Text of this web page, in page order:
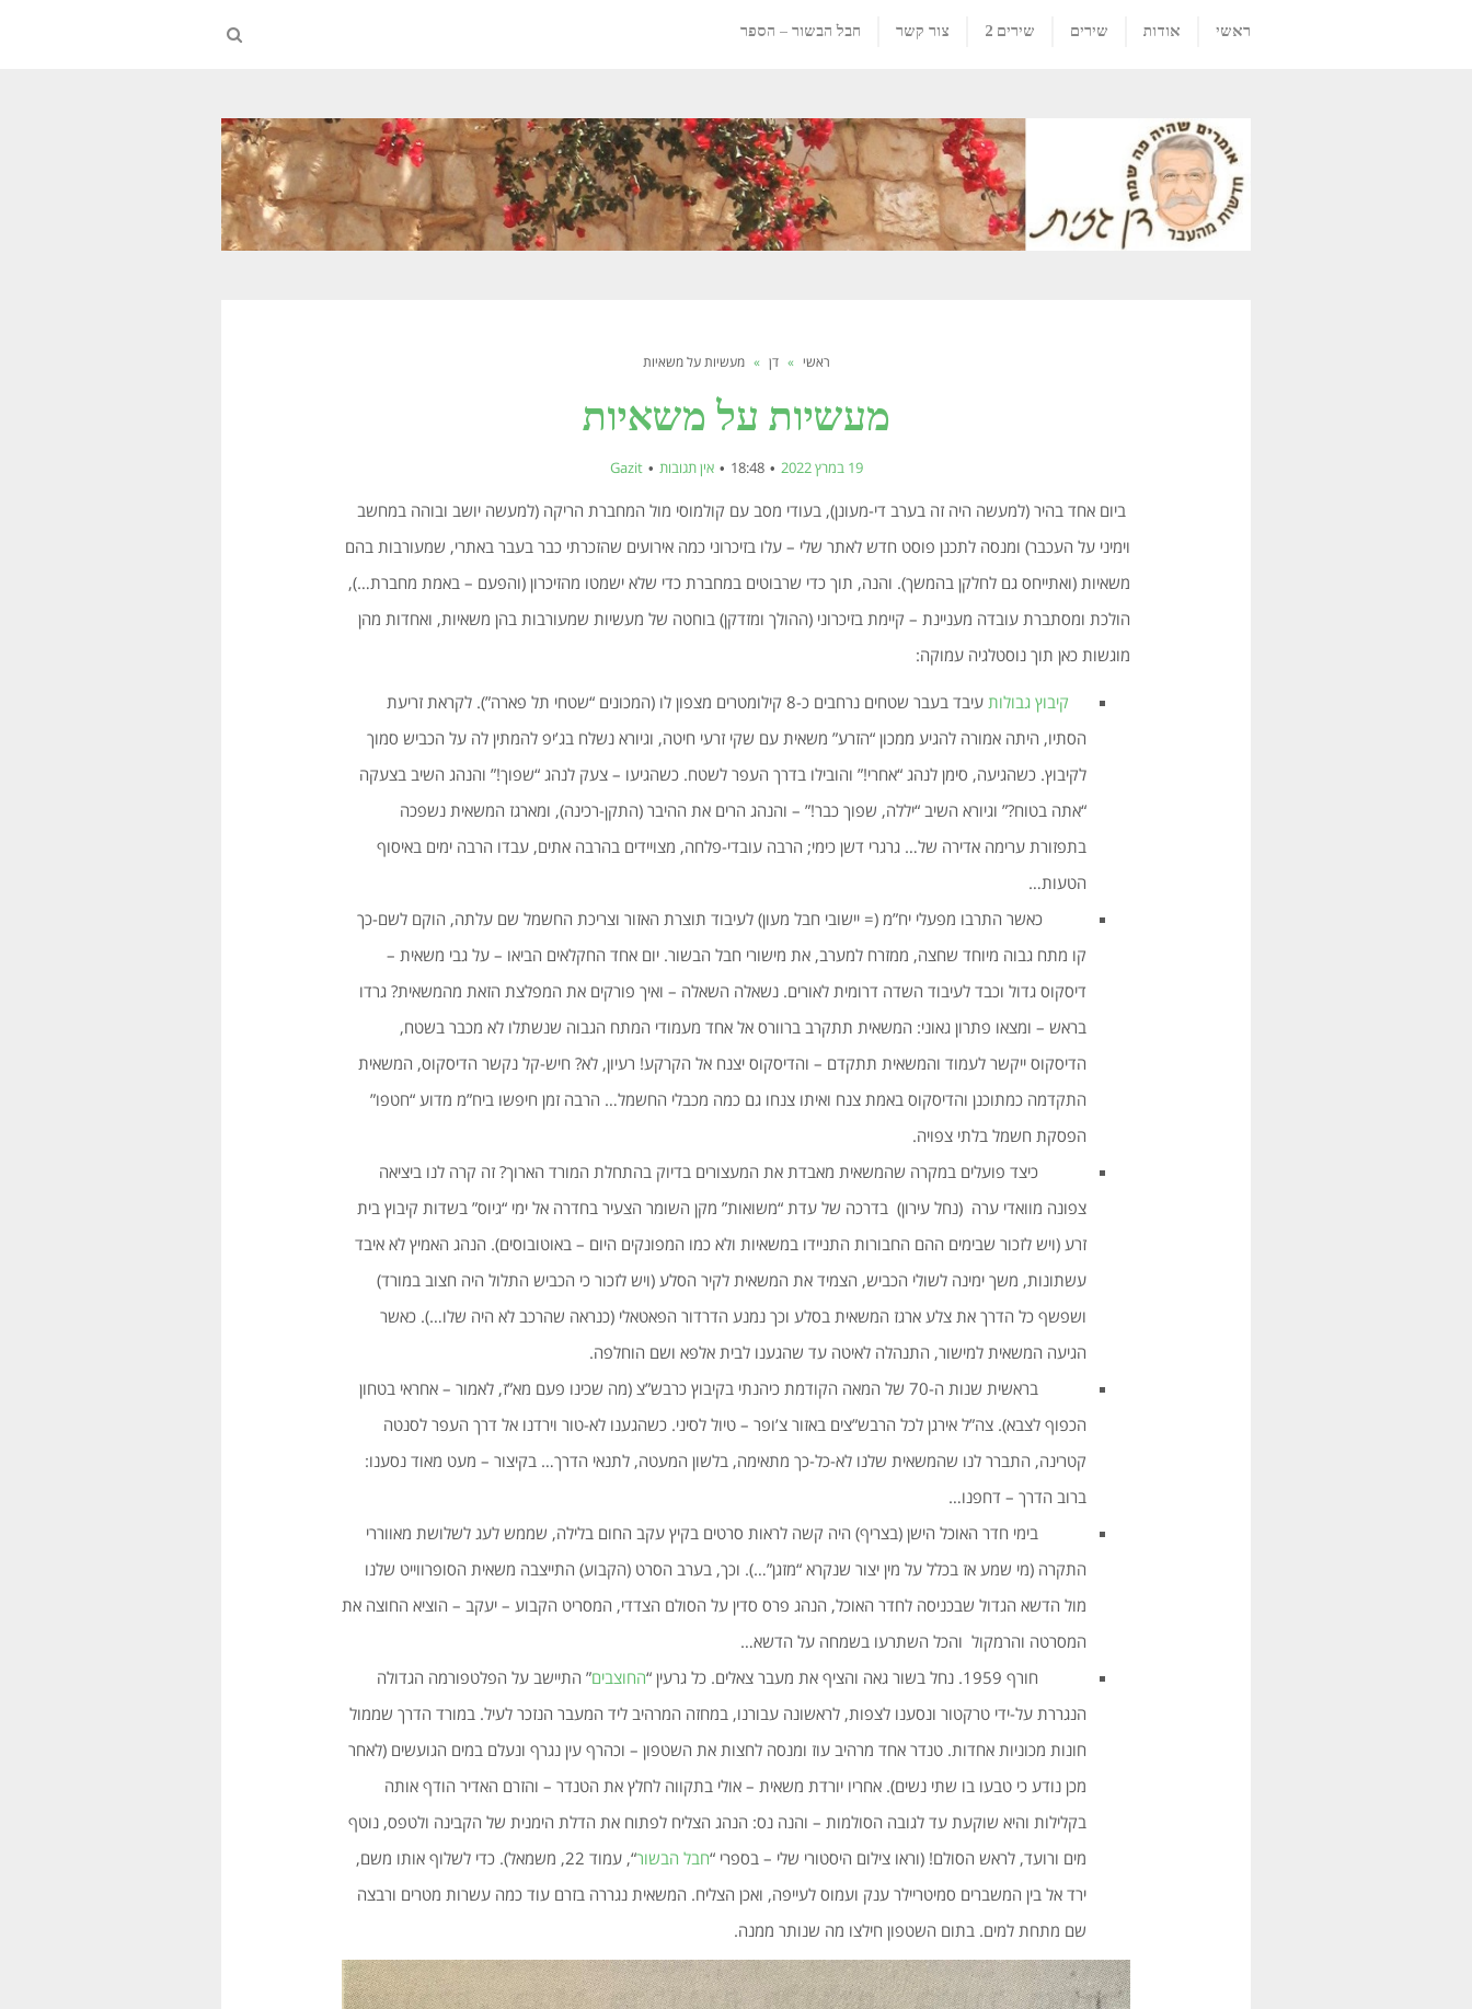
ראשי אודות שירים שירים 2 צור קשר חבל הבשור – הספר
ראשי » דן » מעשיות על משאיות
מעשיות על משאיות
19 במרץ 2022 18:48 אין תגובות Gazit
ביום אחד בהיר (למעשה היה זה בערב די-מעונן), בעודי מסב עם קולמוסי מול המחברת הריקה (למעשה יושב ובוהה במחשב
וימיני על העכבר) ומנסה לתכנן פוסט חדש לאתר שלי – עלו בזיכרוני כמה אירועים שהזכרתי כבר בעבר באתרי, שמעורבות בהם
משאיות (ואתייחס גם לחלקן בהמשך). והנה, תוך כדי שרבוטים במחברת כדי שלא ישמטו מהזיכרון (והפעם – באמת מחברת…),
הולכת ומסתברת עובדה מעניינת – קיימת בזיכרוני (ההולך ומזדקן) בוחטה של מעשיות שמעורבות בהן משאיות, ואחדות מהן
מוגשות כאן תוך נוסטלגיה עמוקה:
קיבוץ גבולות
עיבד בעבר שטחים נרחבים כ-8 קילומטרים מצפון לו (המכונים “שטחי תל פארה”). לקראת זריעת
הסתיו, היתה אמורה להגיע ממכון “הזרע” משאית עם שקי זרעי חיטה, וגיורא נשלח בג’יפ להמתין לה על הכביש סמוך
לקיבוץ. כשהגיעה, סימן לנהג “אחרי!” והובילו בדרך העפר לשטח. כשהגיעו – צעק לנהג “שפוך!” והנהג השיב בצעקה
“אתה בטוח?” וגיורא השיב “יללה, שפוך כבר!” – והנהג הרים את ההיבר (התקן-רכינה), ומארגז המשאית נשפכה
בתפזורת ערימה אדירה של… גרגרי דשן כימי; הרבה עובדי-פלחה, מצויידים בהרבה אתים, עבדו הרבה ימים באיסוף
הטעות…
כאשר התרבו מפעלי יח”מ (= יישובי חבל מעון) לעיבוד תוצרת האזור וצריכת החשמל שם עלתה, הוקם לשם-כך
קו מתח גבוה מיוחד שחצה, ממזרח למערב, את מישורי חבל הבשור. יום אחד החקלאים הביאו – על גבי משאית –
דיסקוס גדול וכבד לעיבוד השדה דרומית לאורים. נשאלה השאלה – ואיך פורקים את המפלצת הזאת מהמשאית? גרדו
בראש – ומצאו פתרון גאוני: המשאית תתקרב ברוורס אל אחד מעמודי המתח הגבוה שנשתלו לא מכבר בשטח,
הדיסקוס ייקשר לעמוד והמשאית תתקדם – והדיסקוס יצנח אל הקרקע! רעיון, לא? חיש-קל נקשר הדיסקוס, המשאית
התקדמה כמתוכנן והדיסקוס באמת צנח ואיתו צנחו גם כמה מכבלי החשמל… הרבה זמן חיפשו ביח”מ מדוע “חטפו”
הפסקת חשמל בלתי צפויה.
כיצד פועלים במקרה שהמשאית מאבדת את המעצורים בדיוק בהתחלת המורד הארוך? זה קרה לנו ביציאה
צפונה מוואדי ערה (נחל עירון) בדרכה של עדת “משואות” מקן השומר הצעיר בחדרה אל ימי “גיוס” בשדות קיבוץ בית
זרע (ויש לזכור שבימים ההם החבורות התניידו במשאיות ולא כמו המפונקים היום – באוטובוסים). הנהג האמיץ לא איבד
עשתונות, משך ימינה לשולי הכביש, הצמיד את המשאית לקיר הסלע (ויש לזכור כי הכביש התלול היה חצוב במורד)
ושפשף כל הדרך את צלע ארגז המשאית בסלע וכך נמנע הדרדור הפאטאלי (כנראה שהרכב לא היה שלו…). כאשר
הגיעה המשאית למישור, התנהלה לאיטה עד שהגענו לבית אלפא ושם הוחלפה.
בראשית שנות ה-70 של המאה הקודמת כיהנתי בקיבוץ כרבש”צ (מה שכינו פעם מא”ז, לאמור – אחראי בטחון
הכפוף לצבא). צה”ל אירגן לכל הרבש”צים באזור צ’ופר – טיול לסיני. כשהגענו לא-טור וירדנו אל דרך העפר לסנטה
קטרינה, התברר לנו שהמשאית שלנו לא-כל-כך מתאימה, בלשון המעטה, לתנאי הדרך… בקיצור – מעט מאוד נסענו:
ברוב הדרך – דחפנו…
בימי חדר האוכל הישן (בצריף) היה קשה לראות סרטים בקיץ עקב החום בלילה, שממש לעג לשלושת מאווררי
התקרה (מי שמע אז בכלל על מין יצור שנקרא “מזגן”…). וכך, בערב הסרט (הקבוע) התייצבה משאית הסופרווייט שלנו
מול הדשא הגדול שבכניסה לחדר האוכל, הנהג פרס סדין על הסולם הצדדי, המסריט הקבוע – יעקב – הוציא החוצה את
המסרטה והרמקול והכל השתרעו בשמחה על הדשא…
חורף 1959. נחל בשור גאה והציף את מעבר צאלים. כל גרעין “
החוצבים” התיישב על הפלטפורמה הגדולה
הנגררת על-ידי טרקטור ונסענו לצפות, לראשונה עבורנו, במחזה המרהיב ליד המעבר הנזכר לעיל. במורד הדרך שממול
חונות מכוניות אחדות. טנדר אחד מרהיב עוז ומנסה לחצות את השטפון – וכהרף עין נגרף ונעלם במים הגועשים (לאחר
מכן נודע כי טבעו בו שתי נשים). אחריו יורדת משאית – אולי בתקווה לחלץ את הטנדר – והזרם האדיר הודף אותה
בקלילות והיא שוקעת עד לגובה הסולמות – והנה נס: הנהג הצליח לפתוח את הדלת הימנית של הקבינה ולטפס, נוטף
מים ורועד, לראש הסולם! (וראו צילום היסטורי שלי – בספרי “חבל הבשור
“, עמוד 22, משמאל). כדי לשלוף אותו משם,
ירד אל בין המשברים סמיטריילר ענק ועמוס לעייפה, ואכן הצליח. המשאית נגררה בזרם עוד כמה עשרות מטרים ורבצה
שם מתחת למים. בתום השטפון חילצו מה שנותר ממנה.